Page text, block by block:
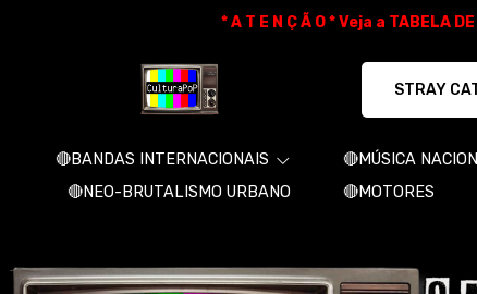
* A T E N Ç Ã O * Veja a
🔴BANDAS INTERNACIONAIS 🔴MÚSICA
🔴NEO-BRUTALISMO URBANO
🔴MOTORES